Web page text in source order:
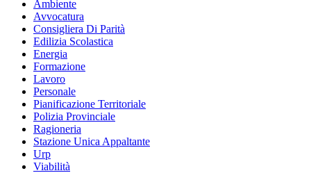
Ambiente
Avvocatura
Consigliera Di Parità
Edilizia Scolastica
Energia
Formazione
Lavoro
Personale
Pianificazione Territoriale
Polizia Provinciale
Ragioneria
Stazione Unica Appaltante
Urp
Viabilità